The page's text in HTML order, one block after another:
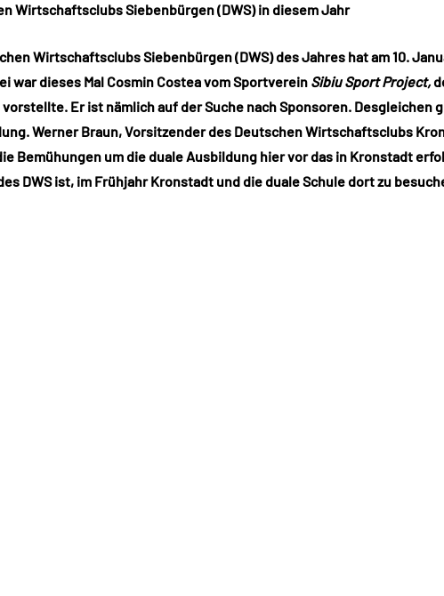
Wirtschaftsclubs Siebenbürgen (DWS) in diesem Jahr
Wirtschaftsclubs Siebenbürgen (DWS) des Jahres hat am 10.
war dieses Mal Cosmin Costea vom Sportverein Sibiu Sport Project,
Er ist nämlich auf der Suche nach Sponsoren. Desgleichen
Werner Braun, Vorsitzender des Deutschen Wirtschaftsclubs
Bemühungen um die duale Ausbildung hier vor das in Kronstadt
DWS ist, im Frühjahr Kronstadt und die duale Schule dort zu